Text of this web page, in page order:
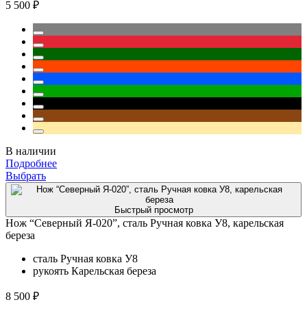
5 500 ₽
В наличии
Подробнее
Выбрать
Быстрый просмотр
Нож “Северный Я-020”, сталь Ручная ковка У8, карельская
береза
сталь Ручная ковка У8
рукоять Карельская береза
8 500 ₽